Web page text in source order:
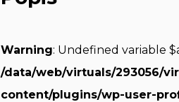
Warning: Undefined variable
/data/web/virtuals/293056/
content/plugins/wp-user-